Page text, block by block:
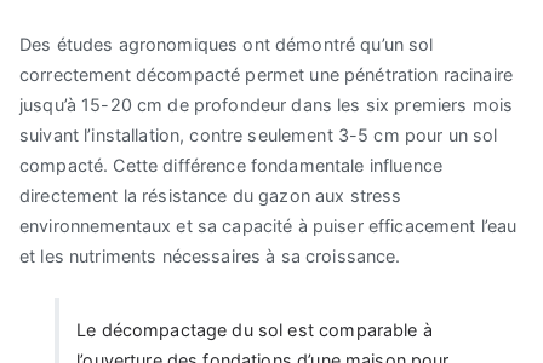
Des études agronomiques ont démontré qu’un sol
correctement décompacté permet une pénétration racinaire
jusqu’à 15-20 cm de profondeur dans les six premiers mois
suivant l’installation, contre seulement 3-5 cm pour un sol
compacté. Cette différence fondamentale influence
directement la résistance du gazon aux stress
environnementaux et sa capacité à puiser efficacement l’eau
et les nutriments nécessaires à sa croissance.
Le décompactage du sol est comparable à